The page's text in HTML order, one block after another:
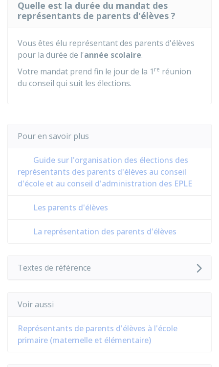
Quelle est la durée du mandat des
représentants de parents d'élèves ?
Vous êtes élu représentant des parents d'élèves
pour la durée de l'année scolaire.
Votre mandat prend fin le jour de la 1 re réunion
du conseil qui suit les élections.
Pour en savoir plus
Guide sur l'organisation des élections des
représentants des parents d'élèves au conseil
d'école et au conseil d'administration des EPLE
Les parents d'élèves
La représentation des parents d'élèves
Textes de référence
Voir aussi
Représentants de parents d'élèves à l'école
primaire (maternelle et élémentaire)